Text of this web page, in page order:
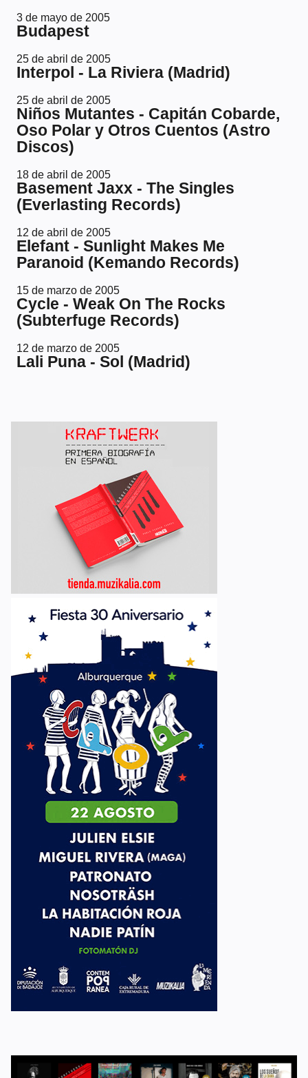
3 de mayo de 2005
Budapest
25 de abril de 2005
Interpol - La Riviera (Madrid)
25 de abril de 2005
Niños Mutantes - Capitán Cobarde,
Oso Polar y Otros Cuentos (Astro
Discos)
18 de abril de 2005
Basement Jaxx - The Singles
(Everlasting Records)
12 de abril de 2005
Elefant - Sunlight Makes Me
Paranoid (Kemando Records)
15 de marzo de 2005
Cycle - Weak On The Rocks
(Subterfuge Records)
12 de marzo de 2005
Lali Puna - Sol (Madrid)